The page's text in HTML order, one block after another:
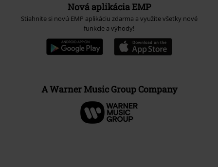
Nová aplikácia EMP
Stiahnite si novú EMP aplikáciu zdarma a využite všetky nové
funkcie a výhody!
A Warner Music Group Company